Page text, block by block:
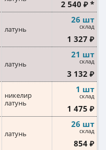
2 540 ₽ *
латунь
26 шт
склад
1 327 ₽
латунь
21 шт
склад
3 132 ₽
никелир
латунь
1 шт
склад
1 475 ₽
латунь
26 шт
склад
854 ₽